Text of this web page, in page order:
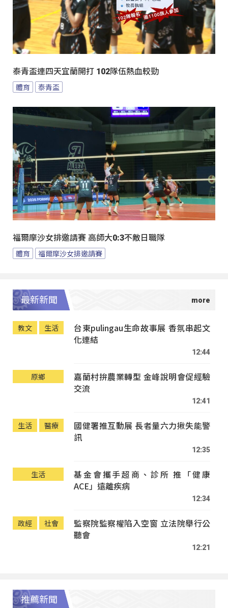
泰青盃連四天宜蘭開打 102隊伍熱血較勁
體育 泰青盃
福爾摩沙女排邀請賽 高師大0:3不敵日職隊
體育 福爾摩沙女排邀請賽
最新新聞
教文 生活
台東pulingau生命故事展 香氛串起文
化連結
12:44
原鄉
嘉蘭村拚農業轉型 金峰說明會促經驗
交流
12:41
生活 醫療
國健署推互動展 長者量六力揪失能警
訊
12:35
生活
基金會攜手超商、診所 推「健康
ACE」遠離疾病
12:34
政經 社會
監察院監察權陷入空窗 立法院舉行公
聽會
12:21
推薦新聞